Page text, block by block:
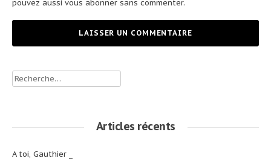
pouvez aussi vous abonner sans commenter.
Rechercher :
Articles récents
A toi, Gauthier _